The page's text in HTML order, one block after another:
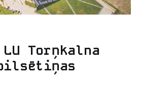
Torņkalna